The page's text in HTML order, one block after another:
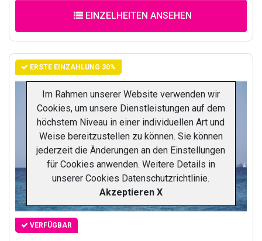
EINZELHEITEN ANSEHEN
ERSTE EINZAHLUNG 30%
VERFÜGBAR
Im Rahmen unserer Website verwenden wir
Cookies, um unsere Dienstleistungen auf dem
höchstem Niveau in einer individuellen Art und
Weise bereitzustellen zu können. Sie können
jederzeit die Änderungen an den Einstellungen
für Cookies anwenden. Weitere Details in
unsererCookies Datenschutzrichtlinie.
Akzeptieren X